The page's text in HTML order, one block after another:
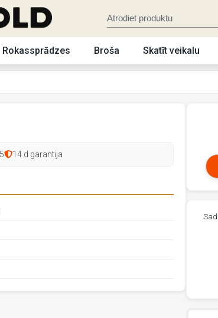
Rokassprādzes Broša Skatīt veikalu
14 d garantija